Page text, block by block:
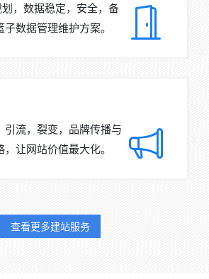
，数据稳定，安全，备
数据管理维护方案。
引流，裂变，品牌传播与
让网站价值最大化。
查看更多建站服务